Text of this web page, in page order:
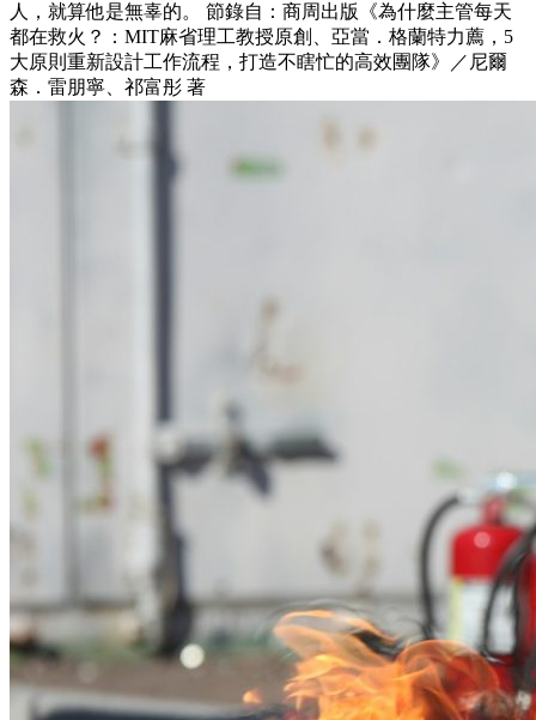
人，就算他是無辜的。 節錄自：商周出版《為什麼主管每天
都在救火？：MIT麻省理工教授原創、亞當．格蘭特力薦，5
大原則重新設計工作流程，打造不瞎忙的高效團隊》／尼爾
森．雷朋寧、祁富彤 著